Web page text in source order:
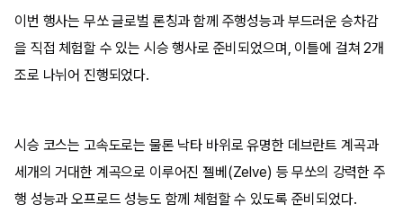
이번 행사는 무쏘 글로벌 론칭과 함께 주행성능과 부드러운 승차감
을 직접 체험할 수 있는 시승 행사로 준비되었으며, 이틀에 걸쳐 2개
조로 나뉘어 진행되었다.
시승 코스는 고속도로는 물론 낙타 바위로 유명한 데브란트 계곡과
세개의 거대한 계곡으로 이루어진 젤베(Zelve) 등 무쏘의 강력한 주
행 성능과 오프로드 성능도 함께 체험할 수 있도록 준비되었다.